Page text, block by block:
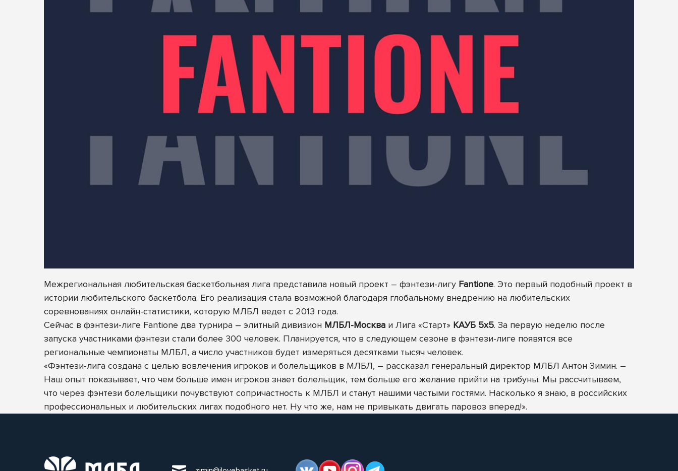
Межрегиональная любительская баскетбольная лига представила новый проект – фэнтези-лигу Fantione. Это первый подобный проект в
истории любительского баскетбола. Его реализация стала возможной благодаря глобальному внедрению на любительских
соревнованиях онлайн-статистики, которую МЛБЛ ведет с 2013 года.
Сейчас в фэнтези-лиге Fantione два турнира – элитный дивизион МЛБЛ-Москва и Лига «Старт» КАУБ 5х5. За первую неделю после
запуска участниками фэнтези стали более 300 человек. Планируется, что в следующем сезоне в фэнтези-лиге появятся все
региональные чемпионаты МЛБЛ, а число участников будет измеряться десятками тысяч человек.
«Фэнтези-лига создана с целью вовлечения игроков и болельщиков в МЛБЛ, – рассказал генеральный директор МЛБЛ Антон Зимин. –
Наш опыт показывает, что чем больше имен игроков знает болельщик, тем больше его желание прийти на трибуны. Мы рассчитываем,
что через фэнтези болельщики почувствуют сопричастность к МЛБЛ и станут нашими частыми гостями. Насколько я знаю, в российских
профессиональных и любительских лигах подобного нет. Ну что же, нам не привыкать двигать паровоз вперед!».